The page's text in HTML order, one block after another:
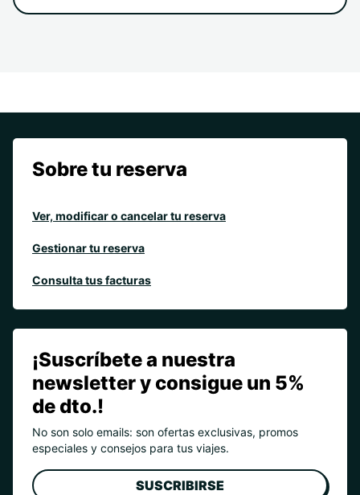
Sobre tu reserva
Ver, modificar o cancelar tu reserva
Gestionar tu reserva
Consulta tus facturas
¡Suscríbete a nuestra
newsletter y consigue un 5%
de dto.!
No son solo emails: son ofertas exclusivas, promos
especiales y consejos para tus viajes.
SUSCRIBIRSE